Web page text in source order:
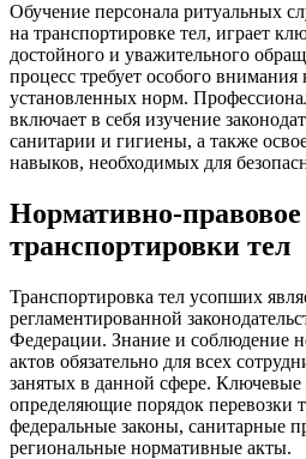
Обучение персонала ритуальных
на транспортировке тел, играет
достойного и уважительного
процесс требует особого
установленных норм.
включает в себя изучение
санитарии и гигиены, а также
навыков, необходимых для
Нормативно-правовое
транспортировки тел
Транспортировка тел усопших
регламентированной
Федерации. Знание и соблюдение
актов обязательно для всех
занятых в данной сфере.
определяющие порядок перевозки
федеральные законы, санитарные
региональные нормативные акты.